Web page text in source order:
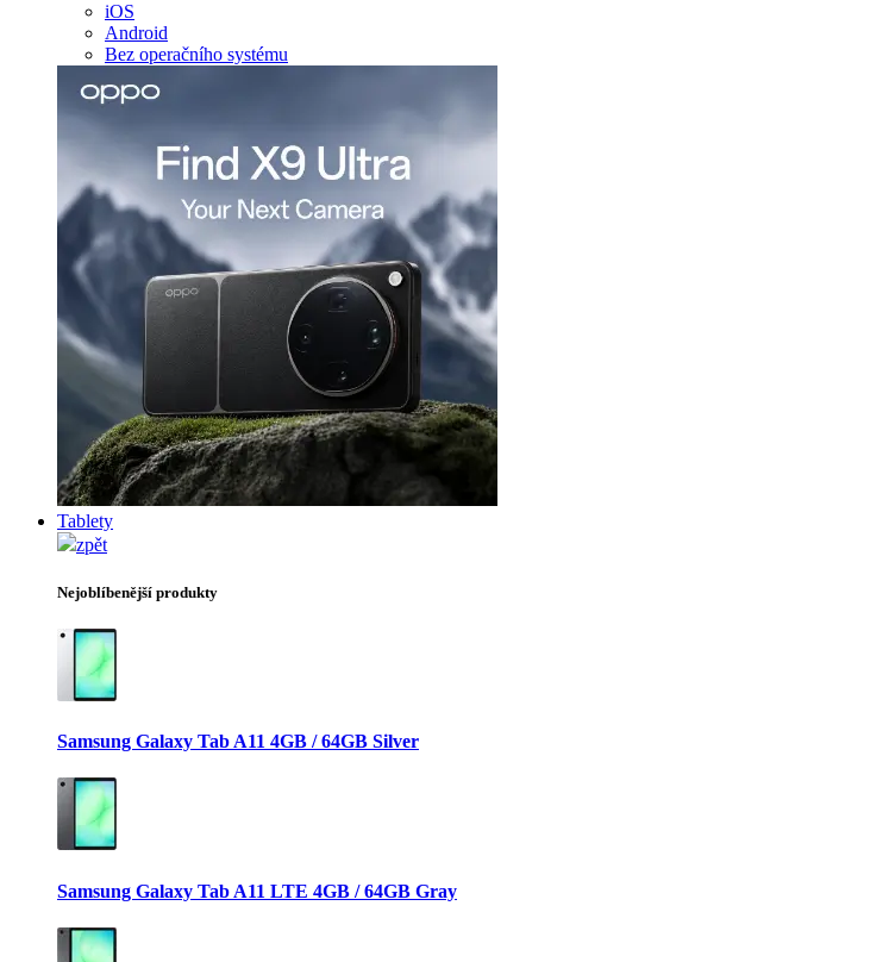
iOS
Android
Bez operačního systému
Tablety
zpět
Nejoblíbenější produkty
Samsung Galaxy Tab A11 4GB / 64GB Silver
Samsung Galaxy Tab A11 LTE 4GB / 64GB Gray